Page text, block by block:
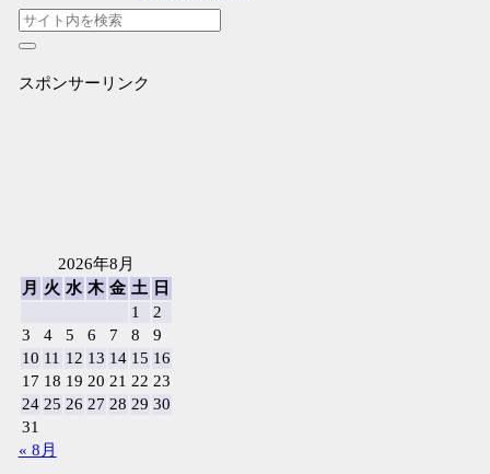
スポンサーリンク
2026年8月
月
火 水 木 金 土
日
1
2
3
4 5 6 7 8
9
10 11 12 13 14 15 16
17 18 19 20 21 22 23
24 25 26 27 28 29 30
31
« 8月